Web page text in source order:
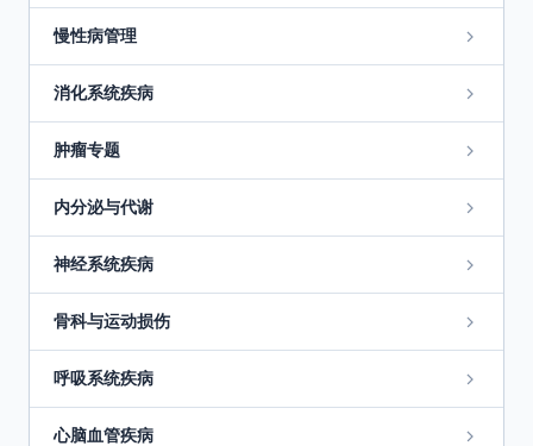
慢性病管理
消化系统疾病
肿瘤专题
内分泌与代谢
神经系统疾病
骨科与运动损伤
呼吸系统疾病
心脑血管疾病